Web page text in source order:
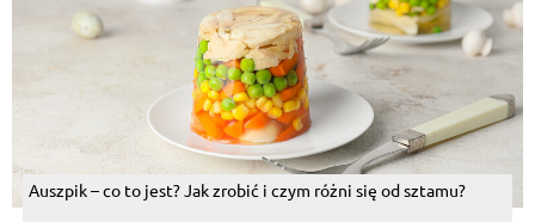
Auszpik – co to jest? Jak zrobić i czym różni się od sztamu?